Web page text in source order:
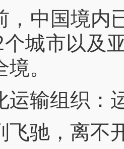
国境内已
城市以及
。
输组织：
驰，离不